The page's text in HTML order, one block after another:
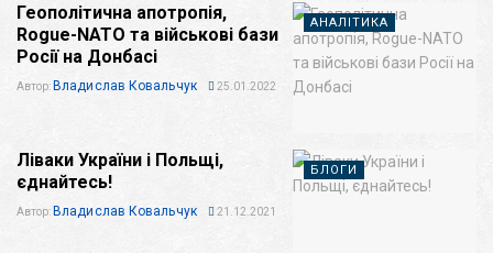
АНАЛІТИКА
Геополітична апотропія,
Rogue-NATO та військові бази
Росії на Донбасі
Автор:Владислав Ковальчук 25.01.2022
БЛОГИ
Ліваки України і Польщі,
єднайтесь!
Автор: Владислав Ковальчук 21.12.2021